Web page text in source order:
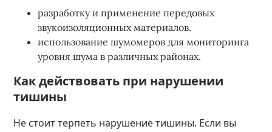
разработку и применение передовых
звукоизоляционных материалов.
использование шумомеров для мониторинга
уровня шума в различных районах.
Как действовать при нарушении
тишины
Не стоит терпеть нарушение тишины. Если вы